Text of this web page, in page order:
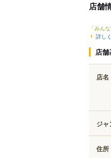
店舗
「みん
詳し
店
店名
ジャ
住所